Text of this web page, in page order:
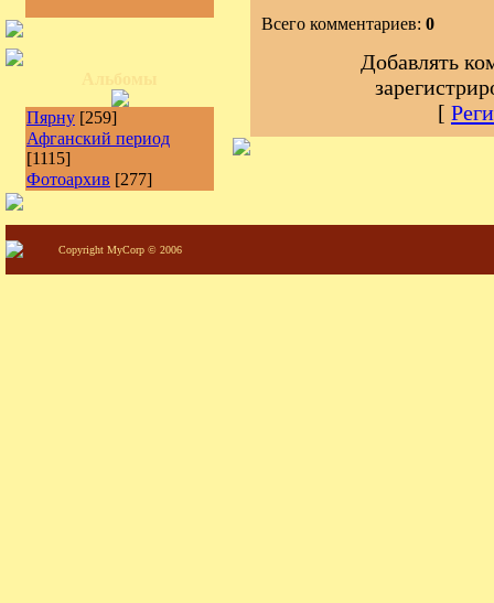
Пярну [259]
Афганский период
[1115]
Фотоархив [277]
Всего комментариев: 0
Добавлять
[
Copyright MyCorp © 2006